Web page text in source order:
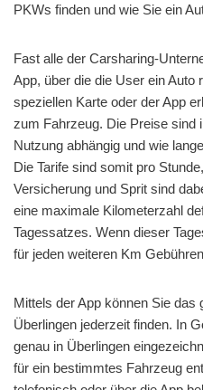
PKWs finden und wie Sie ein
Fast alle der Carsharing-
App, über die die User ein Auto
speziellen Karte oder der App
zum Fahrzeug. Die Preise sind
Nutzung abhängig und wie
Die Tarife sind somit pro
Versicherung und Sprit sind
eine maximale Kilometerzahl
Tagessatzes. Wenn dieser
für jeden weiteren Km
Mittels der App können Sie das
Überlingen jederzeit finden. In
genau in Überlingen
für ein bestimmtes Fahrzeug